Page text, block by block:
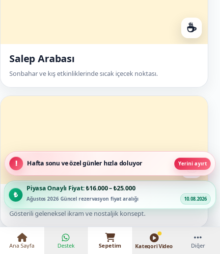
☕
Salep Arabası
Sonbahar ve kış etkinliklerinde sıcak içecek noktası.
🍯
Osmanlı Macunu
Gösterili geleneksel ikram ve nostaljik konsept.
Piyasa Onaylı Fiyat:₺16.000 – ₺25.000
Ağustos 2026 Güncel rezervasyon fiyat aralığı 10.08.2026
Hafta sonu ve özel günler hızla doluyor Yerini ayırt
Ana Sayfa Destek Sepetim Kategori Video Diğer